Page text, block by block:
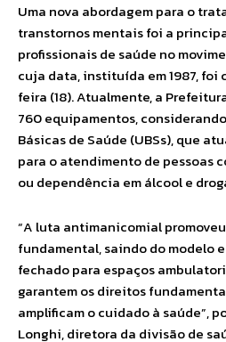
Uma nova abordagem para o
transtornos mentais foi a
profissionais de saúde no
cuja data, instituída em 1987, foi
feira (18). Atualmente, a
760 equipamentos,
Básicas de Saúde (UBSs), que
para o atendimento de pessoas
ou dependência em álcool e
“A luta antimanicomial
fundamental, saindo do modelo
fechado para espaços
garantem os direitos
amplificam o cuidado à saúde”,
Longhi, diretora da divisão de